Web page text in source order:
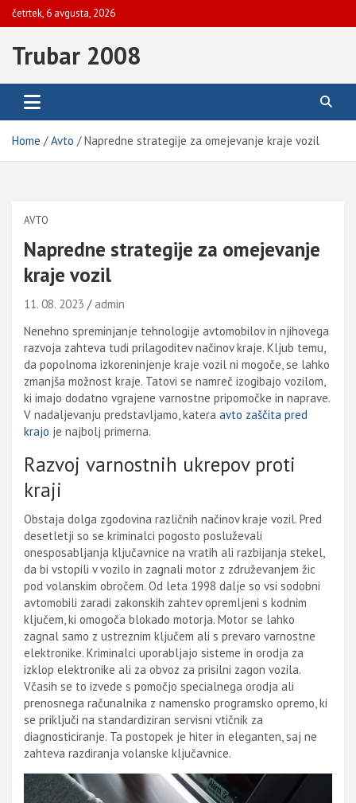
Skip
to
četrtek, 6 avgusta, 2026
Trubar 2008
Home Avto Napredne strategije za omejevanje kraje vozil
AVTO
Napredne strategije za omejevanje
kraje vozil
11. 08. 2023
admin
Nenehno spreminjanje tehnologije avtomobilov in njihovega
razvoja zahteva tudi prilagoditev načinov kraje. Kljub temu,
da popolnoma izkoreninjenje kraje vozil ni mogoče, se lahko
zmanjša možnost kraje. Tatovi se namreč izogibajo vozilom,
ki imajo dodatno vgrajene varnostne pripomočke in naprave.
V nadaljevanju predstavljamo, katera avto zaščita pred
krajo je najbolj primerna.
Razvoj varnostnih ukrepov proti
kraji
Obstaja dolga zgodovina različnih načinov kraje vozil. Pred
desetletji so se kriminalci pogosto posluževali
onesposabljanja ključavnice na vratih ali razbijanja stekel,
da bi vstopili v vozilo in zagnali motor z združevanjem žic
pod volanskim obročem. Od leta 1998 dalje so vsi sodobni
avtomobili zaradi zakonskih zahtev opremljeni s kodnim
ključem, ki omogoča blokado motorja. Motor se lahko
zagnal samo z ustreznim ključem ali s prevaro varnostne
elektronike. Kriminalci uporabljajo sisteme in orodja za
izklop elektronike ali za obvoz za prisilni zagon vozila.
Včasih se to izvede s pomočjo specialnega orodja ali
prenosnega računalnika z namensko programsko opremo, ki
se priključi na standardiziran servisni vtičnik za
diagnosticiranje. Ta postopek je hiter in eleganten, saj ne
zahteva razdiranja volanske ključavnice.